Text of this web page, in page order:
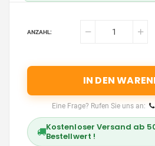
ANZAHL:
IN DEN
Eine Frage? Rufen Sie uns an:
Kostenloser Versand ab
Bestellwert !